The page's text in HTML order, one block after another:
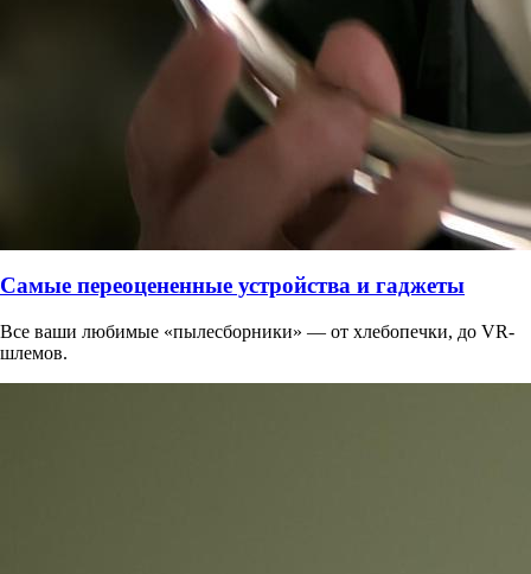
Самые переоцененные устройства и гаджеты
Все ваши любимые «пылесборники» — от хлебопечки, до VR-
шлемов.